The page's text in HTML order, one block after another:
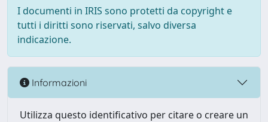
I documenti in IRIS sono protetti da copyright e
tutti i diritti sono riservati, salvo diversa
indicazione.
Informazioni
Utilizza questo identificativo per citare o creare un